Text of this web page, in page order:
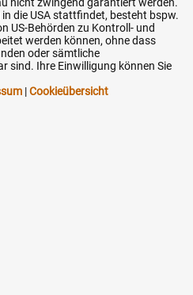
nicht zwingend garantiert werden.
die USA stattfindet, besteht bspw.
US-Behörden zu Kontroll- und
werden können, ohne dass
oder sämtliche
sind. Ihre Einwilligung können Sie
|Cookieübersicht